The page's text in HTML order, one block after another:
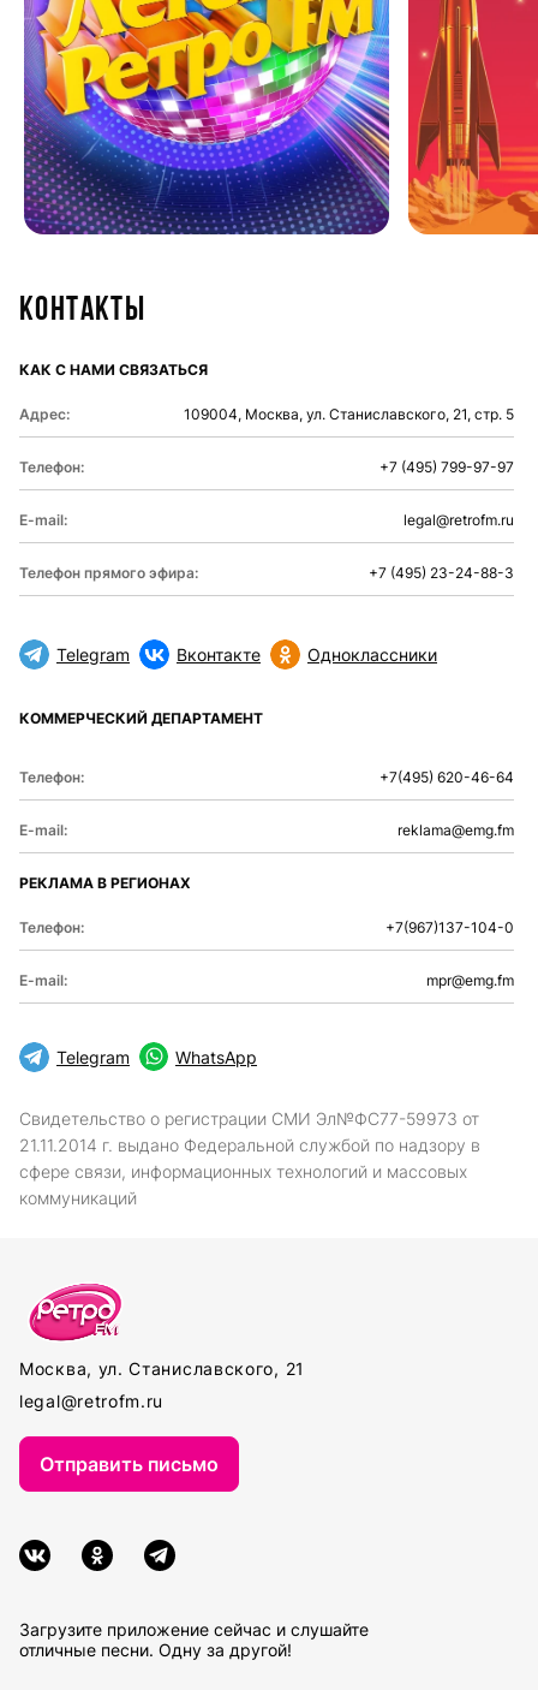
Контакты
КАК С НАМИ СВЯЗАТЬСЯ
Адрес: 109004, Москва, ул. Станиславского, 21, стр. 5
Телефон: +7 (495) 799-97-97
E-mail: legal@retrofm.ru
Телефон прямого эфира: +7 (495) 23-24-88-3
Telegram Вконтакте Одноклассники
КОММЕРЧЕСКИЙ ДЕПАРТАМЕНТ
Телефон: +7(495) 620-46-64
E-mail: reklama@emg.fm
РЕКЛАМА В РЕГИОНАХ
Телефон: +7(967)137-104-0
E-mail: mpr@emg.fm
Telegram WhatsApp
Свидетельство о регистрации СМИ Эл№ФС77-59973 от
21.11.2014 г. выдано Федеральной службой по надзору в
сфере связи, информационных технологий и массовых
коммуникаций
Москва, ул. Станиславского, 21
legal@retrofm.ru
Загрузите приложение сейчас и слушайте
отличные песни. Одну за другой!
Отправить письмо